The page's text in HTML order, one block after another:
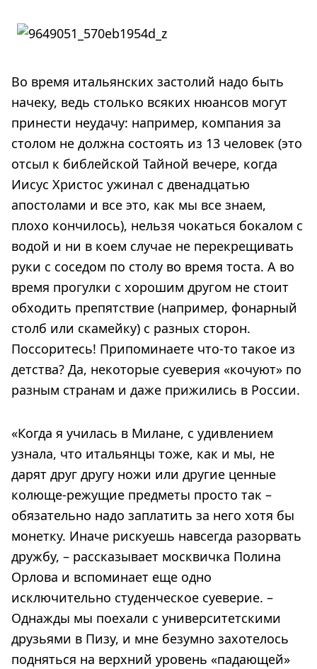
Во время итальянских застолий надо быть
начеку, ведь столько всяких нюансов могут
принести неудачу: например, компания за
столом не должна состоять из 13 человек (это
отсыл к библейской Тайной вечере, когда
Иисус Христос ужинал с двенадцатью
апостолами и все это, как мы все знаем,
плохо кончилось), нельзя чокаться бокалом с
водой и ни в коем случае не перекрещивать
руки с соседом по столу во время тоста. А во
время прогулки с хорошим другом не стоит
обходить препятствие (например, фонарный
столб или скамейку) с разных сторон.
Поссоритесь! Припоминаете что-то такое из
детства? Да, некоторые суеверия «кочуют» по
разным странам и даже прижились в России.
«Когда я училась в Милане, с удивлением
узнала, что итальянцы тоже, как и мы, не
дарят друг другу ножи или другие ценные
колюще-режущие предметы просто так –
обязательно надо заплатить за него хотя бы
монетку. Иначе рискуешь навсегда разорвать
дружбу, – рассказывает москвичка Полина
Орлова и вспоминает еще одно
исключительно студенческое суеверие. –
Однажды мы поехали с университетскими
друзьями в Пизу, и мне безумно захотелось
подняться на верхний уровень «падающей»